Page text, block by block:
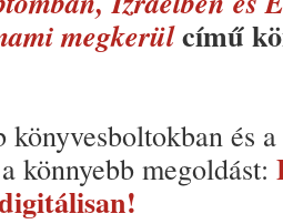
megkerülcímű
könyvesboltokban és
könnyebb megoldást: